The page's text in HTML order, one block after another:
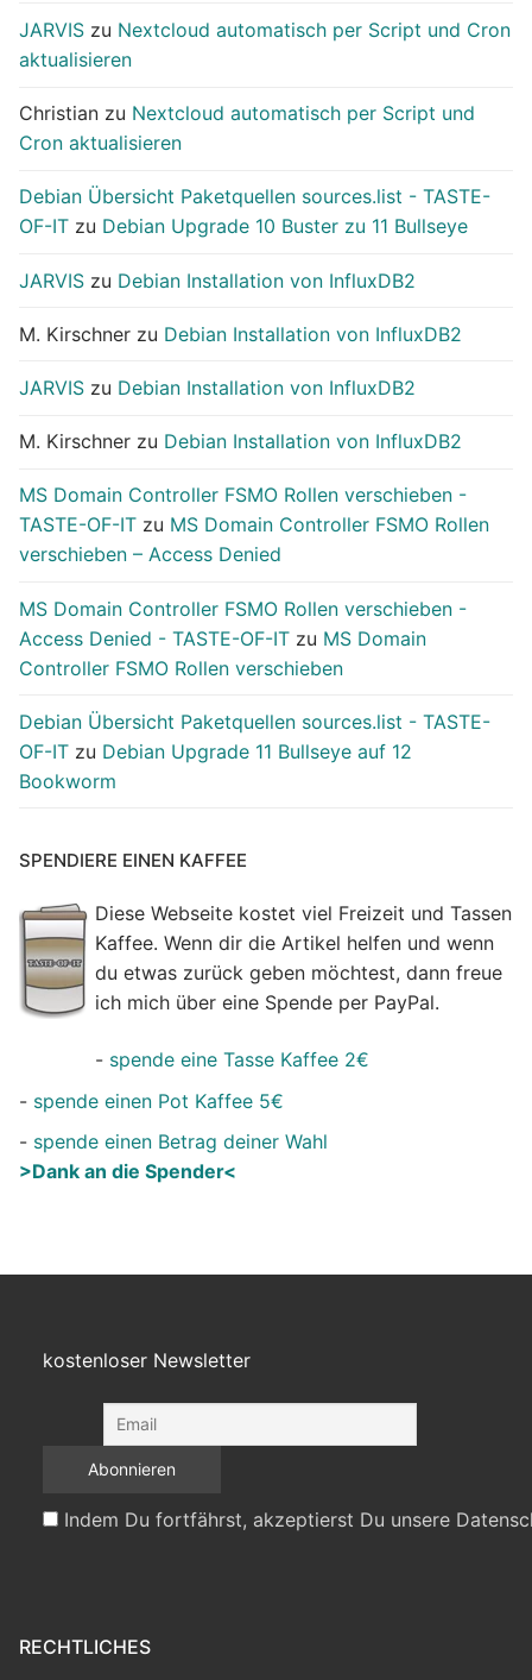
JARVIS zu Nextcloud automatisch per Script und Cron
aktualisieren
Christian zu Nextcloud automatisch per Script und
Cron aktualisieren
Debian Übersicht Paketquellen sources.list - TASTE-
OF-IT zu Debian Upgrade 10 Buster zu 11 Bullseye
JARVIS zu Debian Installation von InfluxDB2
M. Kirschner zu Debian Installation von InfluxDB2
JARVIS zu Debian Installation von InfluxDB2
M. Kirschner zu Debian Installation von InfluxDB2
MS Domain Controller FSMO Rollen verschieben -
TASTE-OF-IT zu MS Domain Controller FSMO Rollen
verschieben – Access Denied
MS Domain Controller FSMO Rollen verschieben -
Access Denied - TASTE-OF-IT zu MS Domain
Controller FSMO Rollen verschieben
Debian Übersicht Paketquellen sources.list - TASTE-
OF-IT zu Debian Upgrade 11 Bullseye auf 12
Bookworm
SPENDIERE EINEN KAFFEE
Diese Webseite kostet viel Freizeit und Tassen
Kaffee. Wenn dir die Artikel helfen und wenn
du etwas zurück geben möchtest, dann freue
ich mich über eine Spende per PayPal.
- spende eine Tasse Kaffee 2€
- spende einen Pot Kaffee 5€
- spende einen Betrag deiner Wahl
>Dank an die Spender<
kostenloser Newsletter
Indem Du fortfährst, akzeptierst Du unsere
RECHTLICHES